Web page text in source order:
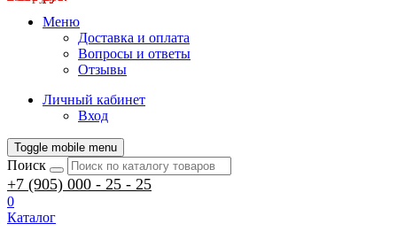
Меню
Доставка и оплата
Вопросы и ответы
Отзывы
Личный кабинет
Вход
Toggle mobile menu
Поиск
+7 (905) 000 - 25 - 25
0
Каталог